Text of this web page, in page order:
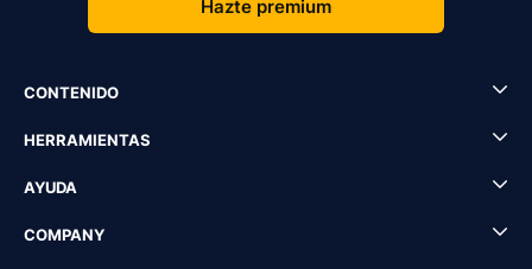
Hazte premium
CONTENIDO
HERRAMIENTAS
AYUDA
COMPANY